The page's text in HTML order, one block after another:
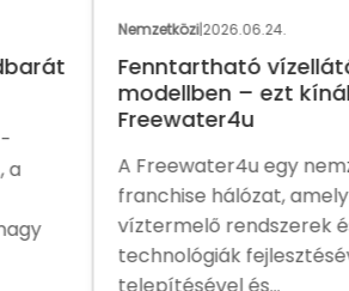
Nemzetközi|2026.06.24.
Fenntartható vízellátás
modellben – ezt kínálja
Freewater4u
A Freewater4u egy
franchise hálózat, amely
víztermelő rendszerek és
technológiák fejlesztésével,
telepítésével és...